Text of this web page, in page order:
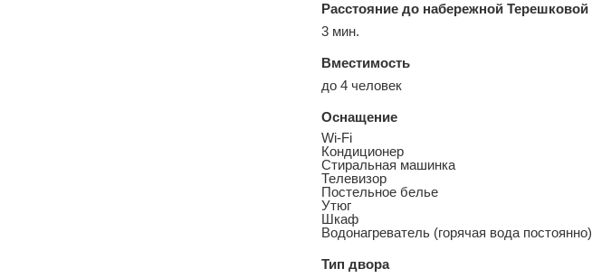
Расстояние до набережной Терешковой
3 мин.
Вместимость
до 4 человек
Оснащение
Wi-Fi
Кондиционер
Стиральная машинка
Телевизор
Постельное белье
Утюг
Шкаф
Водонагреватель (горячая вода постоянно)
Тип двора